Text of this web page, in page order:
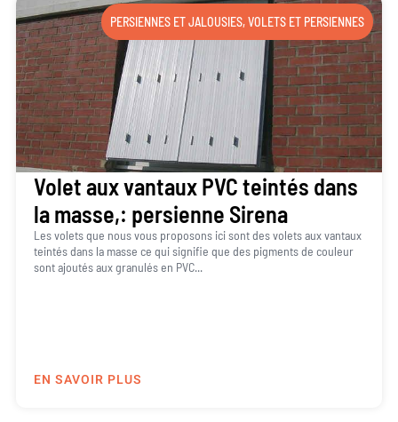
PERSIENNES ET JALOUSIES,VOLETS ET PERSIENNES
Volet aux vantaux PVC teintés dans
la masse,: persienne Sirena
Les volets que nous vous proposons ici sont des volets aux vantaux
teintés dans la masse ce qui signifie que des pigments de couleur
sont ajoutés aux granulés en PVC...
EN SAVOIR PLUS